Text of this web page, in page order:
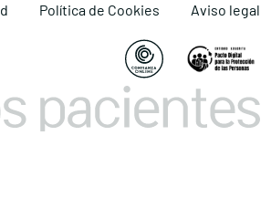
Política de Cookies Aviso legal